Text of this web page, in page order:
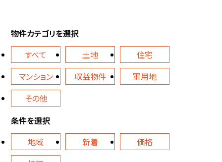
物件カテゴリを選択
すべて
土地
住宅
マンション
収益物件
軍用地
その他
条件を選択
地域
新着
価格